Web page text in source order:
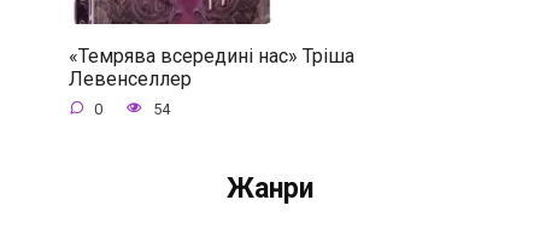
«Темрява всередині нас» Тріша
Левенселлер
0 54
Жанри